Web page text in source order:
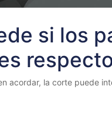
si los
acordar, la corte puede